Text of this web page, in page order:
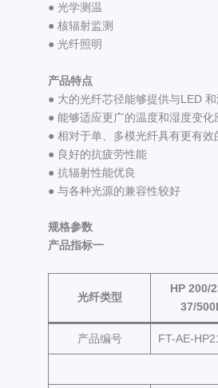
● 光学测温
● 核辐射监测
● 光纤照明
产品特点
● 大的光纤芯径能够提供与LED
● 能够适应更广的温度和湿度变化
● 相对于单、多模光纤具有更有效
● 良好的抗疲劳性能
● 抗辐射性能优良
● 与各种光源的兼容性较好
规格参数
产品指标一
光纤类型
HP 200/
37/
产品编号 FT-AE-